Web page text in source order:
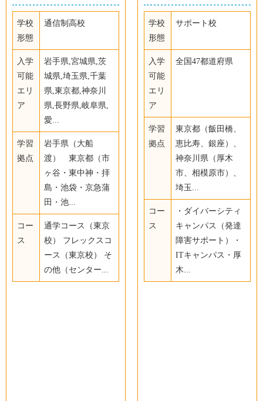
学校
形態
通信制高校
入学
可能
エリ
ア
岩手県,宮城県,茨
城県,埼玉県,千葉
県,東京都,神奈川
県,長野県,岐阜県,
愛...
学習
拠点
岩手県（大船
渡） 東京都（市
ヶ谷・東中神・拝
島・池袋・京急蒲
田・池...
コー
ス
通学コース（東京
校） フレックスコ
ース（東京校） そ
の他（センター...
学校
形態
サポート校
入学
可能
エリ
ア
全国47都道府県
学習
拠点
東京都（飯田橋、
恵比寿、銀座）、
神奈川県（厚木
市、相模原市）、
埼玉...
コー
ス
・ダイバーシティ
キャンパス（発達
障害サポート）・
ITキャンパス・厚
木...